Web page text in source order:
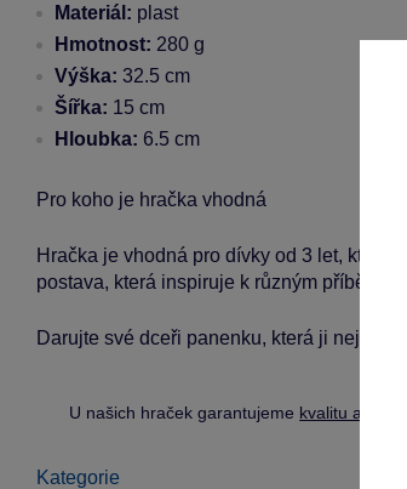
Materiál: plast
Hmotnost: 280 g
Výška: 32.5 cm
Šířka: 15 cm
Hloubka: 6.5 cm
Pro koho je hračka vhodná
Hračka je vhodná pro dívky od 3 let, které
postava, která inspiruje k různým příběhům
Darujte své dceři panenku, která ji nejen
U našich hraček garantujeme kvalitu a
Kategorie